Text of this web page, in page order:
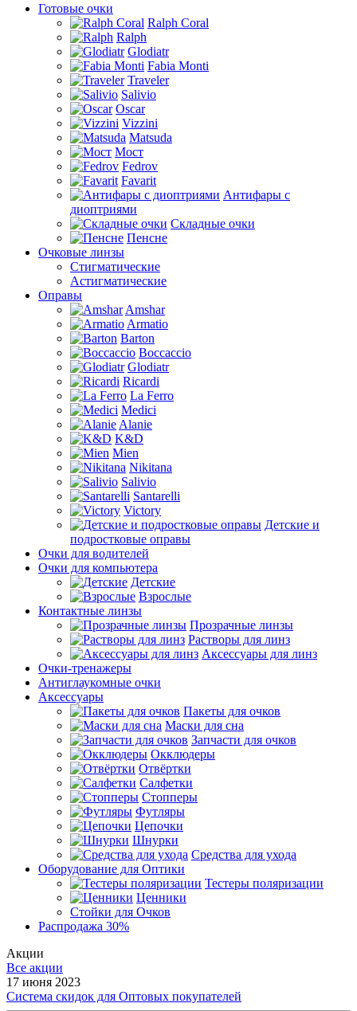
Готовые очки
Ralph Coral
Ralph
Glodiatr
Fabia Monti
Traveler
Salivio
Oscar
Vizzini
Matsuda
Мост
Fedrov
Favarit
Антифары с
диоптриями
Складные очки
Пенсне
Очковые линзы
Стигматические
Астигматические
Оправы
Amshar
Armatio
Barton
Boccaccio
Glodiatr
Ricardi
La Ferro
Medici
Alanie
K&D
Mien
Nikitana
Salivio
Santarelli
Victory
Детские и
подростковые оправы
Очки для водителей
Очки для компьютера
Детские
Взрослые
Контактные линзы
Прозрачные линзы
Растворы для линз
Аксессуары для линз
Очки-тренажеры
Антиглаукомные очки
Аксессуары
Пакеты для очков
Маски для сна
Запчасти для очков
Окклюдеры
Отвёртки
Салфетки
Стопперы
Футляры
Цепочки
Шнурки
Средства для ухода
Оборудование для Оптики
Тестеры поляризации
Ценники
Стойки для Очков
Распродажа 30%
Акции
Все акции
17 июня 2023
Система скидок для Оптовых покупателей